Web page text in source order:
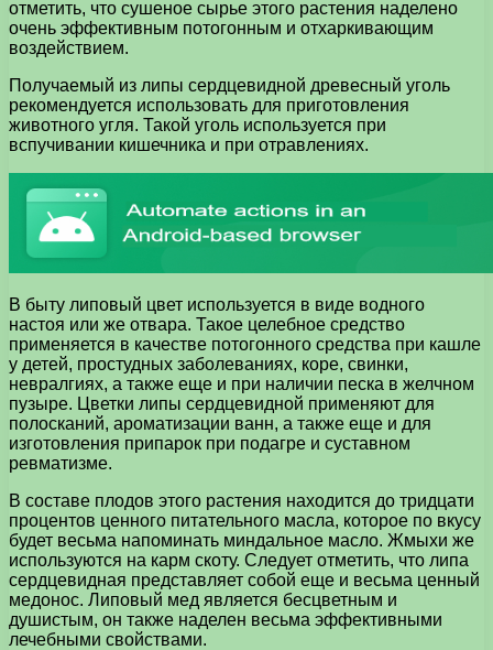
отметить, что сушеное сырье этого растения наделено
очень эффективным потогонным и отхаркивающим
воздействием.
Получаемый из липы сердцевидной древесный уголь
рекомендуется использовать для приготовления
животного угля. Такой уголь используется при
вспучивании кишечника и при отравлениях.
В быту липовый цвет используется в виде водного
настоя или же отвара. Такое целебное средство
применяется в качестве потогонного средства при кашле
у детей, простудных заболеваниях, коре, свинки,
невралгиях, а также еще и при наличии песка в желчном
пузыре. Цветки липы сердцевидной применяют для
полосканий, ароматизации ванн, а также еще и для
изготовления припарок при подагре и суставном
ревматизме.
В составе плодов этого растения находится до тридцати
процентов ценного питательного масла, которое по вкусу
будет весьма напоминать миндальное масло. Жмыхи же
используются на карм скоту. Следует отметить, что липа
сердцевидная представляет собой еще и весьма ценный
медонос. Липовый мед является бесцветным и
душистым, он также наделен весьма эффективными
лечебными свойствами.